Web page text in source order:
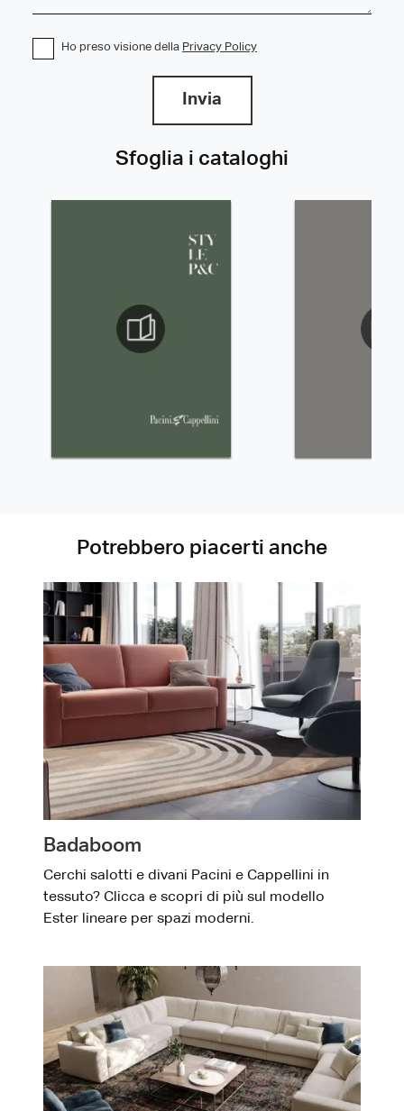
Sfoglia i cataloghi
Ho preso visione della Privacy Policy
Invia
Potrebbero piacerti anche
Badaboom
Cerchi salotti e divani Pacini e Cappellini in
tessuto? Clicca e scopri di più sul modello
Ester lineare per spazi moderni.